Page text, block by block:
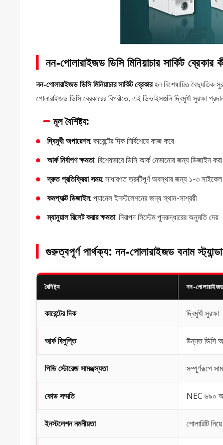
নন-পোলারাইজড ডিসি মিনিয়াচার সার্কিট ব্রেকার
নন-পোলারাইজড ডিসি মিনিয়াচার সার্কিট ব্রেকারহল বিশেষায়িত বৈদ্যুতিক
পোলারাইজড ডিসি ব্রেকারের বিপরীতে, এই ডিভাইসগুলি দ্বিমুখী সুরক্ষা
মূল বৈশিষ্ট্য:
দ্বিমুখী অপারেশন: কারেন্টের দিক নির্বিশেষে কাজ করে
আর্ক নির্বাপণ ক্ষমতা: বিশেষভাবে ডিসি আর্ক নেভানোর জন্য ডিজাইন করা
দ্রুত প্রতিক্রিয়া সময়: সাধারণত ত্রুটিপূর্ণ অবস্থার জন্য ১-৩ সাইকেল
কমপ্যাক্ট ডিজাইন: প্যানেল ইনস্টলেশনের জন্য স্থান-সাশ্রয়ী
ম্যানুয়াল রিসেট করার ক্ষমতা: নিরাপদ সিস্টেম পুনরুদ্ধারের অনুমতি দেয়
গুরুত্বপূর্ণ পার্থক্য: নন-পোলারাইজড বনাম
বৈশিষ্ট্য নন-
কারেন্টের দিক দ্বিমুখী সুরক্ষা
আর্ক বিলুপ্তি উন্নত ডিসি
পিভি স্টোরেজ সামঞ্জস্যতা সম্পূর্ণরূপে
কোড সম্মতি NEC ৬৯০
ইনস্টলেশন নমনীয়তা পোলারিটি